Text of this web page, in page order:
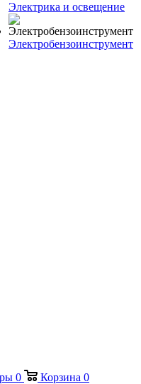
Электрика и освещение
Электробензоинструмент
0 Корзина 0